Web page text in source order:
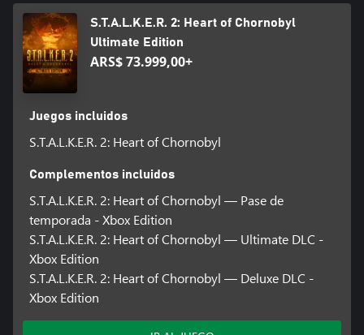
S.T.A.L.K.E.R. 2: Heart of Chornobyl
Ultimate Edition
ARS$ 73.999,00+
Juegos incluidos
S.T.A.L.K.E.R. 2: Heart of Chornobyl
Complementos incluidos
S.T.A.L.K.E.R. 2: Heart of Chornobyl — Pase de
temporada - Xbox Edition
S.T.A.L.K.E.R. 2: Heart of Chornobyl — Ultimate DLC -
Xbox Edition
S.T.A.L.K.E.R. 2: Heart of Chornobyl — Deluxe DLC -
Xbox Edition